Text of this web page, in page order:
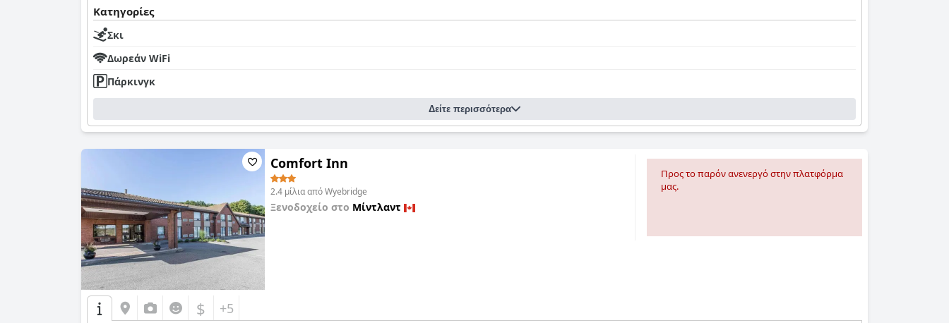
Κατηγορίες
Σκι
Δωρεάν WiFi
Πάρκινγκ
Δείτε περισσότερα
Comfort Inn
2.4 μίλια από Wyebridge
Ξενοδοχείο στο Μίντλαντ
Προς το παρόν ανενεργό στην πλατφόρμα
μας.
$ +5